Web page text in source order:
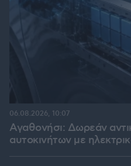
Αγαθονήσι: Δωρεάν
αυτοκινήτων με
06.08.2026, 10:07